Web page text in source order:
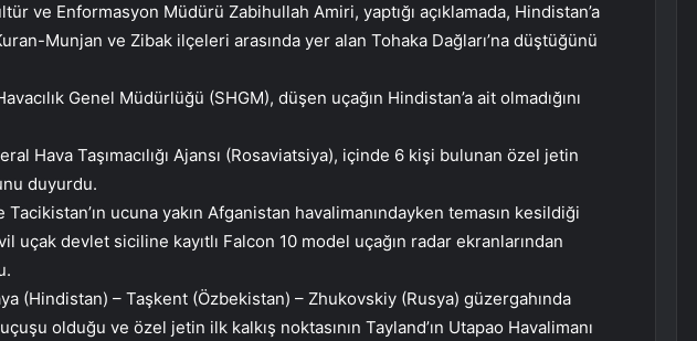
ve Enformasyon Müdürü Zabihullah Amiri, yaptığı açıklamada, Hindistan’a
Munjan ve Zibak ilçeleri arasında yer alan Tohaka Dağları’na düştüğünü
Genel Müdürlüğü (SHGM), düşen uçağın Hindistan’a ait olmadığını
Hava Taşımacılığı Ajansı (Rosaviatsiya), içinde 6 kişi bulunan özel jetin
duyurdu.
ucuna yakın Afganistan havalimanındayken temasın kesildiği
uçak devlet siciline kayıtlı Falcon 10 model uçağın radar ekranlarından
(Hindistan) – Taşkent (Özbekistan) – Zhukovskiy (Rusya) güzergahında
olduğu ve özel jetin ilk kalkış noktasının Tayland’ın Utapao Havalimanı